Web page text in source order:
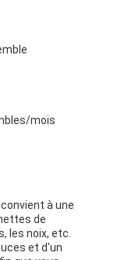
mois
à une
de
les noix, etc.
et d'un